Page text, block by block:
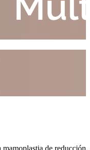
de reducción,